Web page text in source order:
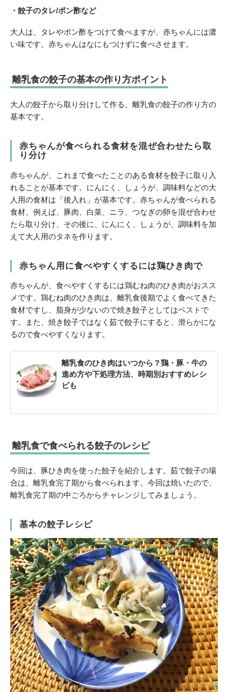
・餃子のタレ/ポン酢など
大人は、タレやポン酢をつけて食べますが、赤ちゃんには濃
い味です。赤ちゃんはなにもつけずに食べさせます。
離乳食の餃子の基本の作り方ポイント
大人の餃子から取り分けして作る、離乳食の餃子の作り方の
基本です。
赤ちゃんが食べられる食材を混ぜ合わせたら取
り分け
赤ちゃんが、これまで食べたことのある食材を餃子に取り入
れることが基本です。にんにく、しょうが、調味料などの大
人用の食材は「後入れ」が基本です。赤ちゃんが食べられる
食材、例えば、豚肉、白菜、ニラ、つなぎの卵を混ぜ合わせ
たら取り分け、その後に、にんにく、しょうが、調味料を加
えて大人用のタネを作ります。
赤ちゃん用に食べやすくするには鶏ひき肉で
赤ちゃんが、食べやすくするには鶏むね肉のひき肉がおスス
メです。鶏むね肉のひき肉は、離乳食後期でよく食べてきた
食材ですし、脂身が少ないので焼き餃子としてはベストで
す。また、焼き餃子ではなく茹で餃子にすると、滑らかにな
るので食べやすくなります。
離乳食のひき肉はいつから？鶏・豚・牛の
進め方や下処理方法、時期別おすすめレシ
ピも
離乳食で食べられる餃子のレシピ
今回は、豚ひき肉を使った餃子を紹介します。茹で餃子の場
合は、離乳食完了期から食べられます。今回は焼いたので、
離乳食完了期の中ごろからチャレンジしてみましょう。
基本の餃子レシピ